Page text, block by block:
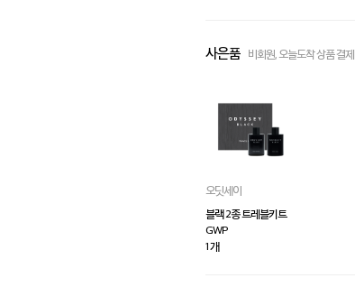
사은품 비회원, 오늘도착 상품 결제
오딧세이
블랙 2종 트레블키트
GWP
1 개